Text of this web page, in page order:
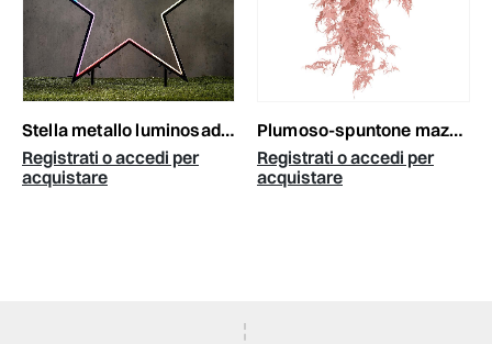
stella metallo luminosad.60 h.73 cm multicolor -star- esterno
Registrati o accedi per
acquistare
plumoso-spuntone mazzo 10 steli cm.100 rosa scuro
Registrati o accedi per
acquistare